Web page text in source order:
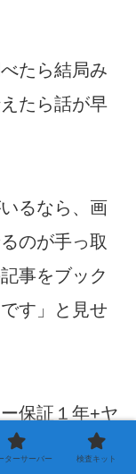
たら結局み
たら話が早
るなら、画
のが手っ取
事をブック
す」と見せ
保証１年+ヤ
うです）に
ターサーバー 検査キット